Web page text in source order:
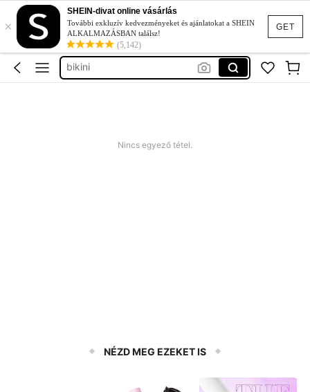
GET
×
SHEIN-divat online vásárlás
További exkluzív kedvezményeket és ajánlatokat a SHEIN
ALKALMAZÁSBAN találsz!
(5,142)
nyári ruha
squishy
bikini
strandruha
Nincs egyező tétel.
NÉZD MEG EZEKET IS